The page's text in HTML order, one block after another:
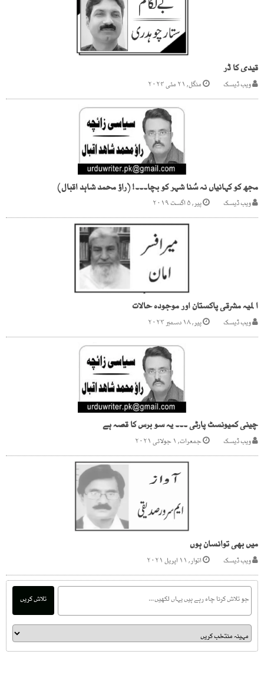
قیدی کا ڈر
ویب ڈیسک منگل, ۲۱ مئی ۲۰۲۴
مجھ کو کہانیاں نہ سُنا شہر کو بچا۔۔۔! (راؤ محمد شاہد اقبال)
ویب ڈیسک پیر, ۵ اگست ۲۰۱۹
ا لمیہ مشرقی پاکستان اور موجودہ حالات
ویب ڈیسک پیر, ۱۸ دسمبر ۲۰۲۳
چینی کمیونسٹ پارٹی ۔۔۔ یہ سو برس کا قصہ ہے
ویب ڈیسک جمعرات, ۱ جولائی ۲۰۲۱
میں بھی توانسان ہوں
ویب ڈیسک اتوار, ۱۱ اپریل ۲۰۲۱
تلاش کریں